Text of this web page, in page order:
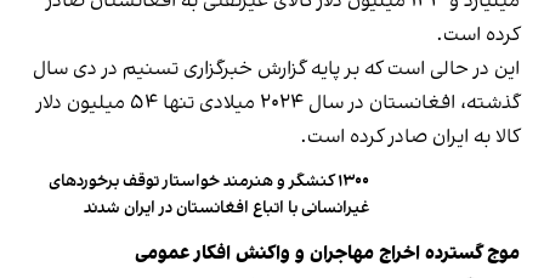
کرده است.
این در حالی است که بر پایه گزارش خبرگزاری تسنیم در دی‌ سال
گذشته، افغانستان در سال ۲۰۲۴ میلادی تنها ۵۴ میلیون دلار
کالا به ایران صادر کرده است.
۱۳۰۰ کنشگر و هنرمند خواستار توقف برخوردهای
غیرانسانی با اتباع افغانستان در ایران شدند
موج گسترده اخراج مهاجران و واکنش افکار عمومی